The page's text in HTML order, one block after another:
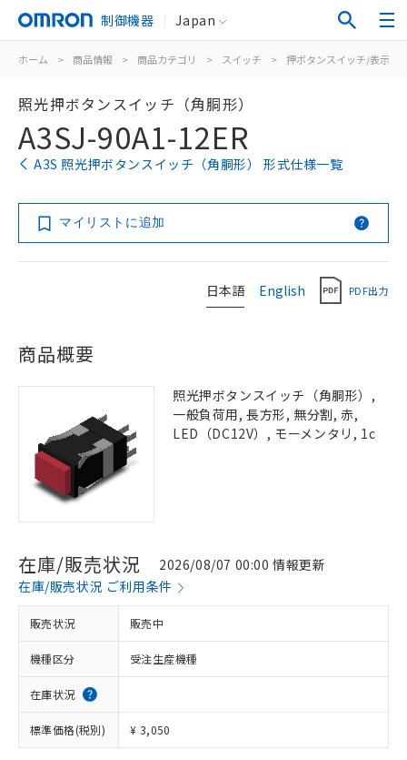
制御機器 Japan
ホーム > 商品情報 > 商品カテゴリ > スイッチ > 押ボタンスイッチ/表示灯
照光押ボタンスイッチ（角胴形）
A3SJ-90A1-12ER
A3S 照光押ボタンスイッチ（角胴形） 形式仕様一覧
マイリストに追加
日本語 English PDF出力
商品概要
照光押ボタンスイッチ（角胴形）,
一般負荷用, 長方形, 無分割, 赤,
LED（DC12V）, モーメンタリ, 1c
在庫/販売状況
2026/08/07 00:00 情報更新
在庫/販売状況 ご利用条件
販売状況 販売中
機種区分 受注生産機種
在庫状況
標準価格(税別) ¥ 3,050